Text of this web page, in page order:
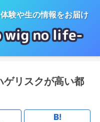
験や生の情報をお届け
ゲリスクが高い都